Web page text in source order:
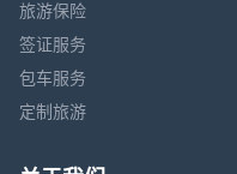
旅游保险
签证服务
包车服务
定制旅游